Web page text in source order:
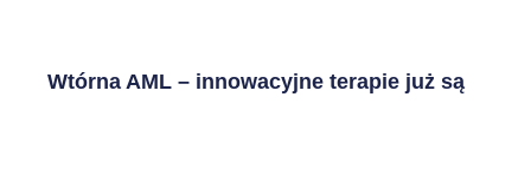
Wtórna AML – innowacyjne terapie już są